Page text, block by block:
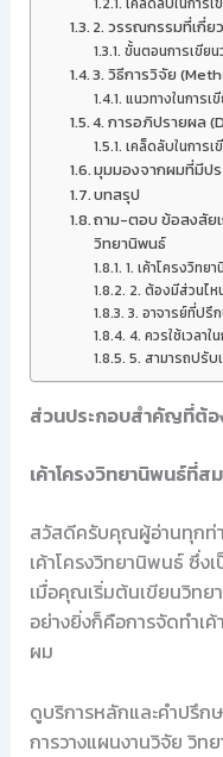
2. วรรณกรรมที่เกี่
ขั้นตอนการเขีย
3. วิธีการวิจัย
แนวทางในการเ
4. การอภิปรายผล
เคล็ดลับในการ
มุมมองจากผมที่มีป
บทสรุป
ถาม-ตอบ ข้อสงสัย
วิทยานิพนธ์
1. เค้าโครงวิทย
2. ต้องมีส่วนไห
3. อาจารย์ที่ปรึก
4. ควรใช้เวลาใ
5. สามารถปรับ
ส่วนประกอบสำคัญที่ต้อ
เค้าโครงวิทยานิพนธ์
สวัสดีครับคุณผู้อ่านทุกท่
เค้าโครงวิทยานิพนธ์ ซึ่
เมื่อคุณเริ่มต้นเขียนวิท
อย่างยิ่งก็คือการจัดทำเ
ผม
ดูบริการหลักและคำปรึก
การวางแผนงานวิจัย วิ